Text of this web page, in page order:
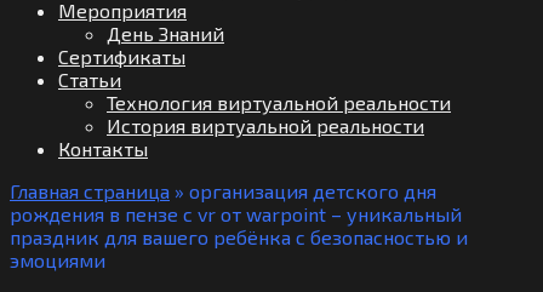
Мероприятия
День Знаний
Сертификаты
Статьи
Технология виртуальной реальности
История виртуальной реальности
Контакты
Главная страница » организация детского дня
рождения в пензе с vr от warpoint – уникальный
праздник для вашего ребёнка с безопасностью и
эмоциями